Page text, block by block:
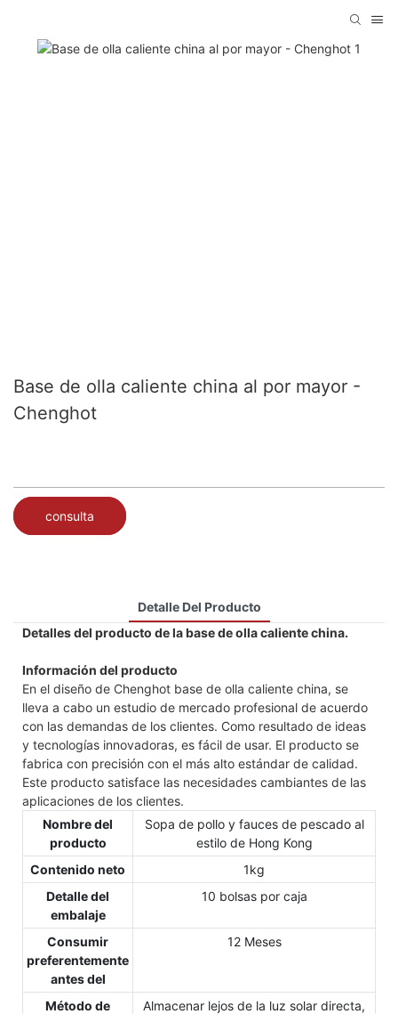
Base de olla caliente china al por mayor -
Chenghot
consulta
Detalle Del Producto
Detalles del producto de la base de olla caliente china.
Información del producto
En el diseño de Chenghot base de olla caliente china, se
lleva a cabo un estudio de mercado profesional de acuerdo
con las demandas de los clientes. Como resultado de ideas
y tecnologías innovadoras, es fácil de usar. El producto se
fabrica con precisión con el más alto estándar de calidad.
Este producto satisface las necesidades cambiantes de las
aplicaciones de los clientes.
Nombre del
producto
Sopa de pollo y fauces de pescado al
estilo de Hong Kong
Contenido neto
1kg
Detalle del
embalaje
10 bolsas por caja
Consumir
preferentemente
antes del
12 Meses
Método de
Almacenar lejos de la luz solar directa,